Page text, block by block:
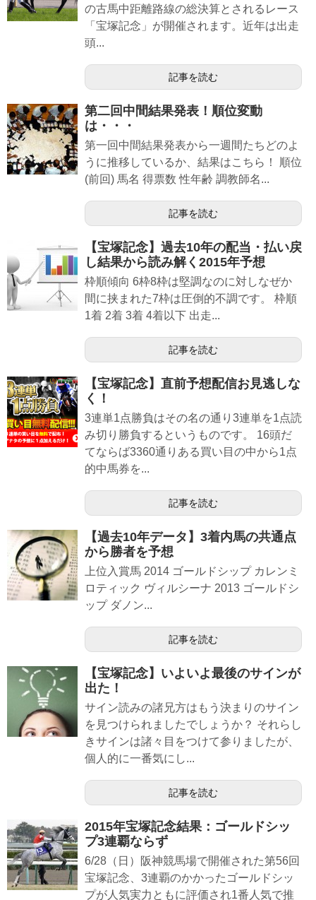
の古馬中距離路線の総決算とされるレース
「宝塚記念」が開催されます。近年は出走
頭...
記事を読む
第二回中間結果発表！順位変動
は・・・
第一回中間結果発表から一週間たちどのよ
うに推移しているか、結果はこちら！ 順位
(前回) 馬名 得票数 性年齢 調教師名...
記事を読む
【宝塚記念】過去10年の配当・払い戻
し結果から読み解く2015年予想
枠順傾向 6枠8枠は堅調なのに対しなぜか
間に挟まれた7枠は圧倒的不調です。 枠順
1着 2着 3着 4着以下 出走...
記事を読む
【宝塚記念】直前予想配信お見逃しな
く！
3連単1点勝負はその名の通り3連単を1点読
み切り勝負するというものです。 16頭だ
てならば3360通りある買い目の中から1点
的中馬券を...
記事を読む
【過去10年データ】3着内馬の共通点
から勝者を予想
上位入賞馬 2014 ゴールドシップ カレンミ
ロティック ヴィルシーナ 2013 ゴールドシ
ップ ダノン...
記事を読む
【宝塚記念】いよいよ最後のサインが
出た！
サイン読みの諸兄方はもう決まりのサイン
を見つけられましたでしょうか？ それらし
きサインは諸々目をつけて参りましたが、
個人的に一番気にし...
記事を読む
2015年宝塚記念結果：ゴールドシッ
プ3連覇ならず
6/28（日）阪神競馬場で開催された第56回
宝塚記念、3連覇のかかったゴールドシッ
プが人気実力ともに評価され1番人気で推